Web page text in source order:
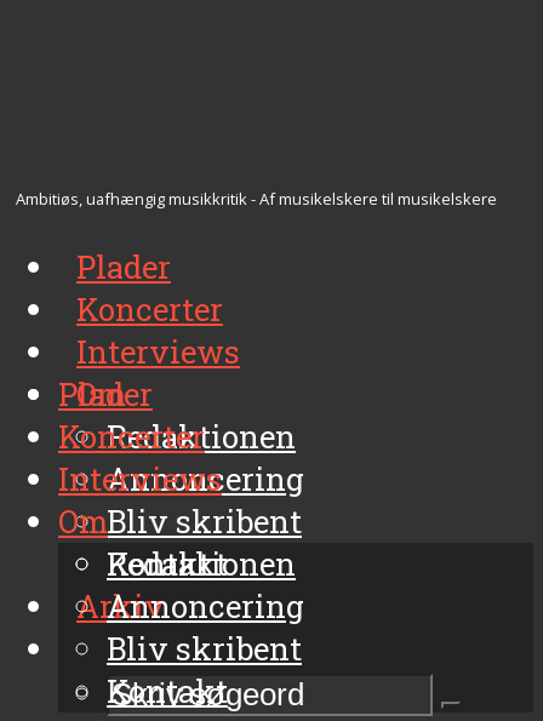
Ambitiøs, uafhængig musikkritik - Af musikelskere til musikelskere
Plader
Koncerter
Interviews
Om
Redaktionen
Annoncering
Bliv skribent
Kontakt
Arkiv
Plader
Koncerter
Interviews
Om
Redaktionen
Annoncering
Bliv skribent
Kontakt